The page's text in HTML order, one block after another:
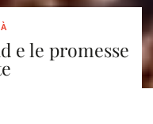
e le promesse